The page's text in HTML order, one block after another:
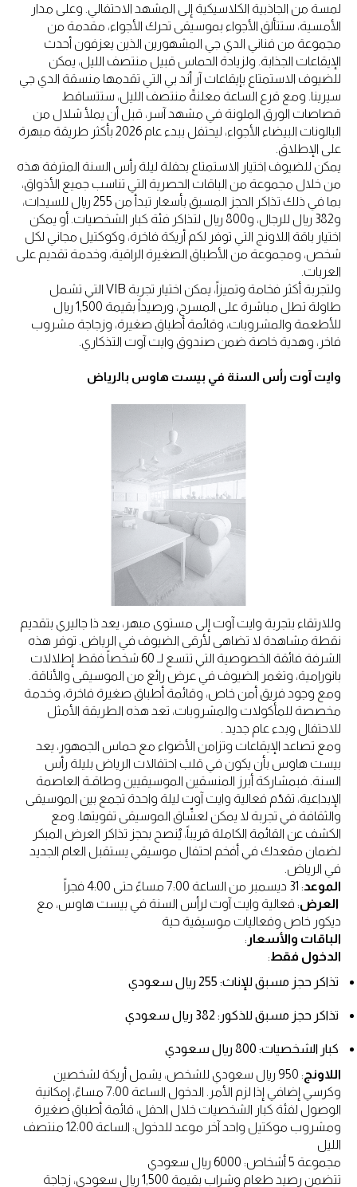
لمسة من الجاذبية الكلاسيكية إلى المشهد الاحتفالي. وعلى مدار
الأمسية، ستتألق الأجواء بموسيقى تحرك الأجواء، مقدمة من
مجموعة من فناني الدي جي المشهورين الذين يعزفون أحدث
الإيقاعات الجذابة. ولزيادة الحماس قبيل منتصف الليل، يمكن
للضيوف الاستمتاع بإيقاعات آر أند بي التي تقدمها منسقة الدي جي
سيرينا. ومع قرع الساعة معلنةً منتصف الليل، ستتساقط
قصاصات الورق الملونة في مشهد آسر، قبل أن يملأ شلال من
البالونات البيضاء الأجواء، ليحتفل ببدء عام 2026 بأكثر طريقة مبهرة
على الإطلاق.
يمكن للضيوف اختيار الاستمتاع بحفلة ليلة رأس السنة المترفة هذه
من خلال مجموعة من الباقات الحصرية التي تناسب جميع الأذواق،
بما في ذلك تذاكر الحجز المسبق بأسعار تبدأ من 255 ريال للسيدات،
و382 ريال للرجال، و800 ريال لتذاكر فئة كبار الشخصيات. أو يمكن
اختيار باقة اللاونج التي توفر لكم أريكة فاخرة، وكوكتيل مجاني لكل
شخص، ومجموعة من الأطباق الصغيرة الراقية، وخدمة تقديم على
العربات.
ولتجربة أكثر فخامة وتميزاً، يمكن اختيار تجربة VIB التي تشمل
طاولة تطل مباشرة على المسرح، ورصيداً بقيمة 1,500 ريال
للأطعمة والمشروبات، وقائمة أطباق صغيرة، وزجاجة مشروب
فاخر، وهدية خاصة ضمن صندوق وايت آوت التذكاري.
وايت آوت رأس السنة في بيست هاوس بالرياض
وللارتقاء بتجربة وايت آوت إلى مستوى مبهر، يعد ذا جاليري بتقديم
نقطة مشاهدة لا تضاهى لأرقى الضيوف في الرياض. توفر هذه
الشرفة فائقة الخصوصية التي تتسع لـ 60 شخصاً فقط إطلالات
بانورامية، وتغمر الضيوف في عرض رائع من الموسيقى والأناقة.
ومع وجود فريق أمن خاص، وقائمة أطباق صغيرة فاخرة، وخدمة
مخصصة للمأكولات والمشروبات، تعد هذه الطريقة الأمثل
للاحتفال وبدء عام جديد .
ومع تصاعد الإيقاعات وتزامن الأضواء مع حماس الجمهور، يعد
بيست هاوس بأن يكون في قلب احتفالات الرياض بليلة رأس
السنة. فبمشاركة أبرز المنسقين الموسيقيين وطاقـة العاصمة
الإبداعية، تقدّم فعالية وايت آوت ليلة واحدة تجمع بين الموسيقى
والثقافة في تجربة لا يمكن لعشّاق الموسيقى تفويتها. ومع
الكشف عن القائمة الكاملة قريباً، يُنصح بحجز تذاكر العرض المبكر
لضمان مقعدك في أفخم احتفال موسيقي يستقبل العام الجديد
في الرياض.
الموعد: 31 ديسمبر من الساعة 7:00 مساءً حتى 4:00 فجراً
العرض: فعالية وايت آوت لرأس السنة في بيست هاوس، مع
ديكور خاص وفعاليات موسيقية حية
الباقات والأسعار :
الدخول فقط:
تذاكر حجز مسبق للإناث: 255 ريال سعودي
تذاكر حجز مسبق للذكور: 382 ريال سعودي
كبار الشخصيات: 800 ريال سعودي
اللاونج
: 950 ريال سعودي للشخص، يشمل أريكة لشخصين
وكرسي إضافي إذا لزم الأمر. الدخول الساعة 7:00 مساءً، إمكانية
الوصول لفئة كبار الشخصيات خلال الحفل، قائمة أطباق صغيرة
ومشروب موكتيل واحد آخر موعد للدخول: الساعة 12:00 منتصف
الليل
مجموعة 5 أشخاص: 6000 ريال سعودي
تتضمن رصيد طعام وشراب بقيمة 1,500 ريال سعودي، زجاجة